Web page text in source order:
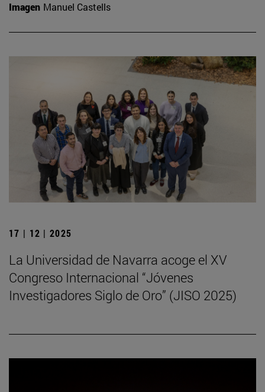
Imagen Manuel Castells
17 | 12 | 2025
La Universidad de Navarra acoge el XV
Congreso Internacional “Jóvenes
Investigadores Siglo de Oro” (JISO 2025)